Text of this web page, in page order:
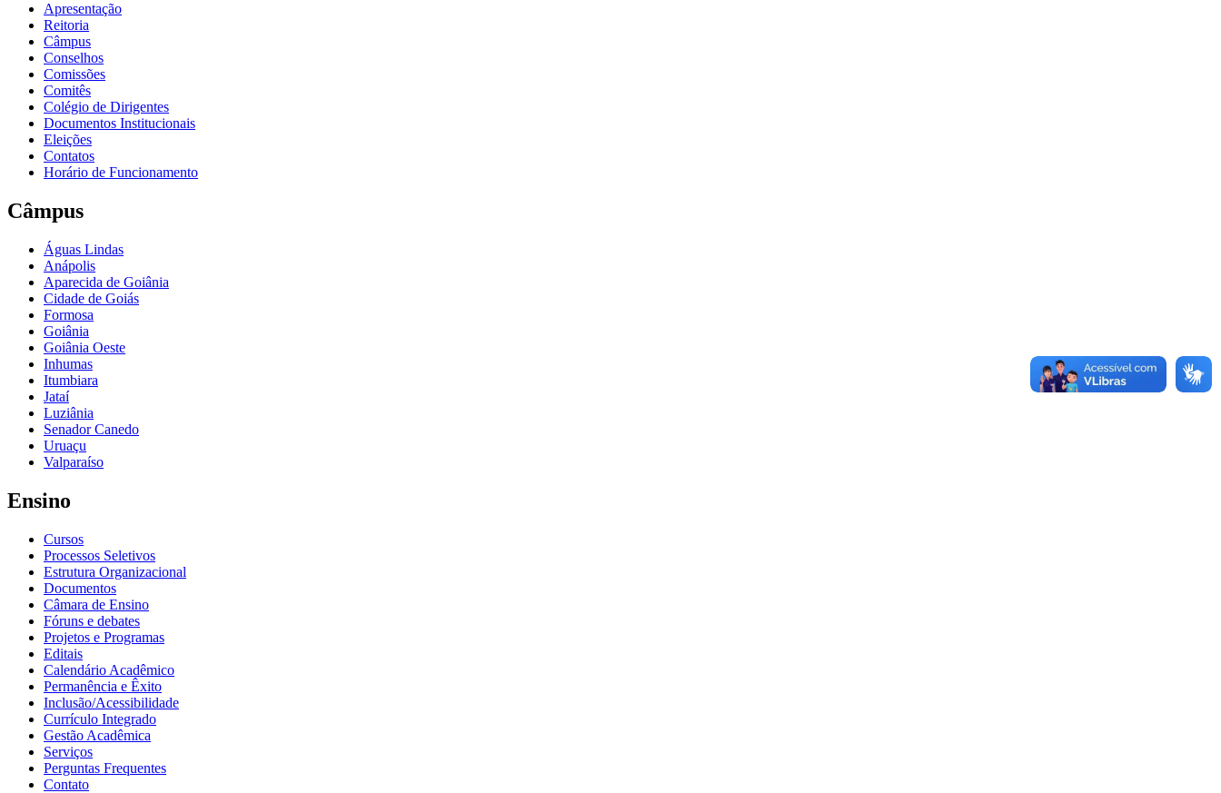
Apresentação
Reitoria
Câmpus
Conselhos
Comissões
Comitês
Colégio de Dirigentes
Documentos Institucionais
Eleições
Contatos
Horário de Funcionamento
Câmpus
Águas Lindas
Anápolis
Aparecida de Goiânia
Cidade de Goiás
Formosa
Goiânia
Goiânia Oeste
Inhumas
Itumbiara
Jataí
Luziânia
Senador Canedo
Uruaçu
Valparaíso
Ensino
Cursos
Processos Seletivos
Estrutura Organizacional
Documentos
Câmara de Ensino
Fóruns e debates
Projetos e Programas
Editais
Calendário Acadêmico
Permanência e Êxito
Inclusão/Acessibilidade
Currículo Integrado
Gestão Acadêmica
Serviços
Perguntas Frequentes
Contato